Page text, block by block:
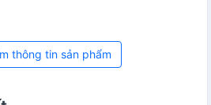
thông tin sản phẩm